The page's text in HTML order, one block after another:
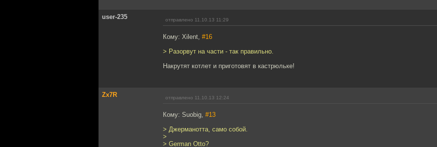
user-235 отправлено 11.10.13 11:29
Кому: Xilent, #16
> Разорвут на части - так правильно.
Накрутят котлет и приготовят в кастрюльке!
Zx7R отправлено 11.10.13 12:24
Кому: Suobig, #13
> Джерманотта, само собой.
>
> German Otto?